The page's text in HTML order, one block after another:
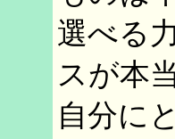
選べる
スが本
自分に